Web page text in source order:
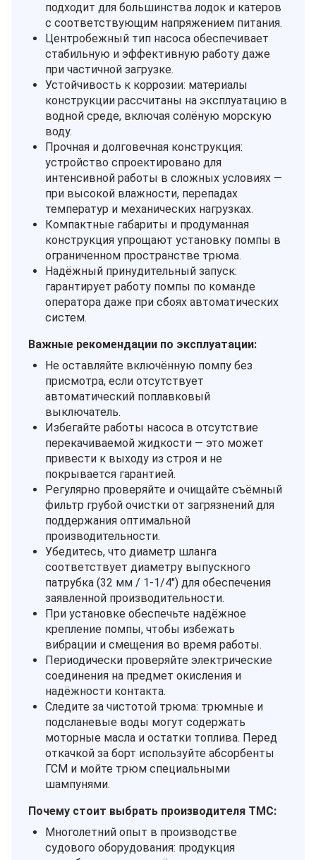
подходит для большинства лодок и катеров
с соответствующим напряжением питания.
Центробежный тип насоса обеспечивает
стабильную и эффективную работу даже
при частичной загрузке.
Устойчивость к коррозии: материалы
конструкции рассчитаны на эксплуатацию в
водной среде, включая солёную морскую
воду.
Прочная и долговечная конструкция:
устройство спроектировано для
интенсивной работы в сложных условиях —
при высокой влажности, перепадах
температур и механических нагрузках.
Компактные габариты и продуманная
конструкция упрощают установку помпы в
ограниченном пространстве трюма.
Надёжный принудительный запуск:
гарантирует работу помпы по команде
оператора даже при сбоях автоматических
систем.
Важные рекомендации по эксплуатации:
Не оставляйте включённую помпу без
присмотра, если отсутствует
автоматический поплавковый
выключатель.
Избегайте работы насоса в отсутствие
перекачиваемой жидкости — это может
привести к выходу из строя и не
покрывается гарантией.
Регулярно проверяйте и очищайте съёмный
фильтр грубой очистки от загрязнений для
поддержания оптимальной
производительности.
Убедитесь, что диаметр шланга
соответствует диаметру выпускного
патрубка (32 мм / 1‑1/4") для обеспечения
заявленной производительности.
При установке обеспечьте надёжное
крепление помпы, чтобы избежать
вибрации и смещения во время работы.
Периодически проверяйте электрические
соединения на предмет окисления и
надёжности контакта.
Следите за чистотой трюма: трюмные и
подсланевые воды могут содержать
моторные масла и остатки топлива. Перед
откачкой за борт используйте абсорбенты
ГСМ и мойте трюм специальными
шампунями.
Почему стоит выбрать производителя TMC:
Многолетний опыт в производстве
судового оборудования: продукция